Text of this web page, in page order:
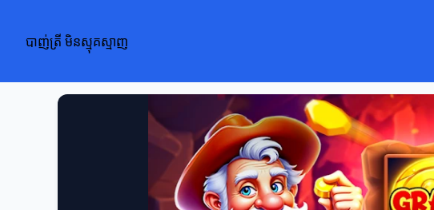
បាញ់ត្រី មិនស្មុគស្មាញ